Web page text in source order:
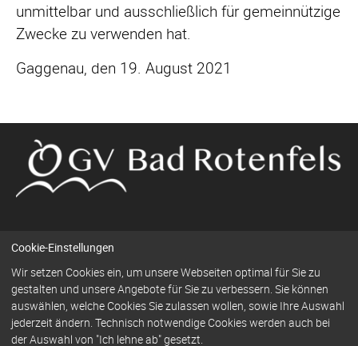
unmittelbar und ausschließlich für gemeinnützige
Zwecke zu verwenden hat.
Gaggenau, den 19. August 2021
überspringen
Kontakt Impressum Datenschutz
Cookie-Einstellungen
Wir setzen Cookies ein, um unsere Webseiten optimal für Sie zu
gestalten und unsere Angebote für Sie zu verbessern. Sie können
auswählen, welche Cookies Sie zulassen wollen, sowie Ihre Auswahl
jederzeit ändern. Technisch notwendige Cookies werden auch bei
der Auswahl von "Ich lehne ab" gesetzt.